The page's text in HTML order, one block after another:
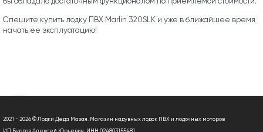
Спешите купить лодку ПВХ Marlin 320SLK и уже в ближайшее время
начать ее эксплуатацию!
2021 - 2026 © Лодки Деда Мазая. Магазин надувных лодок ПВХ и лодочных моторов